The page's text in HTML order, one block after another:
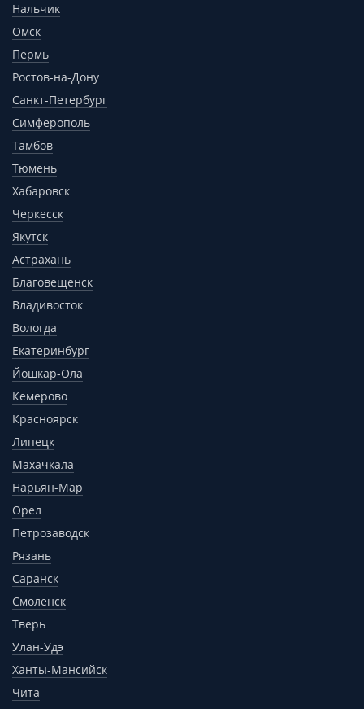
Нальчик
Омск
Пермь
Ростов-на-Дону
Санкт-Петербург
Симферополь
Тамбов
Тюмень
Хабаровск
Черкесск
Якутск
Астрахань
Благовещенск
Владивосток
Вологда
Екатеринбург
Йошкар-Ола
Кемерово
Красноярск
Липецк
Махачкала
Нарьян-Мар
Орел
Петрозаводск
Рязань
Саранск
Смоленск
Тверь
Улан-Удэ
Ханты-Мансийск
Чита